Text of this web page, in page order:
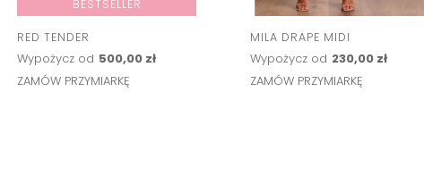
BESTSELLER
RED TENDER
Wypożycz od 500,00 zł
ZAMÓW PRZYMIARKĘ
MILA DRAPE MIDI
Wypożycz od 230,00 zł
ZAMÓW PRZYMIARKĘ